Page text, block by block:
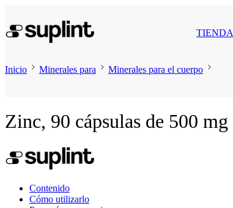
TIENDA
Inicio Minerales para Minerales para el cuerpo
Zinc, 90 cápsulas de 500 mg
Contenido
Cómo utilizarlo